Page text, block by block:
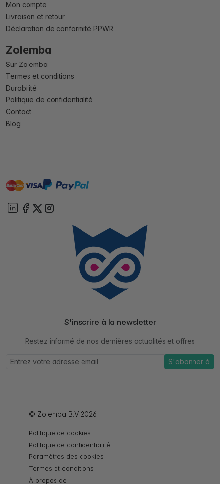
Mon compte
Livraison et retour
Déclaration de conformité PPWR
Zolemba
Sur Zolemba
Termes et conditions
Durabilité
Politique de confidentialité
Contact
Blog
mastervisa paypal
S'inscrire à la newsletter
Restez informé de nos dernières actualités et offres
S'abonner à
© Zolemba B.V 2026
Politique de cookies
Politique de confidentialité
Paramètres des cookies
Termes et conditions
À propos de